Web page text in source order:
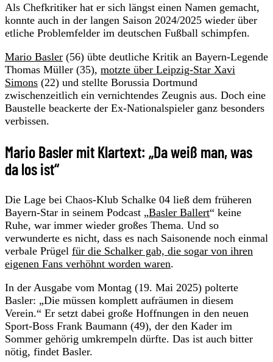
Als Chefkritiker hat er sich längst einen Namen gemacht,
konnte auch in der langen Saison 2024/2025 wieder über
etliche Problemfelder im deutschen Fußball schimpfen.
Mario Basler (56) übte deutliche Kritik an Bayern-Legende
Thomas Müller (35), motzte über Leipzig-Star Xavi
Simons (22) und stellte Borussia Dortmund
zwischenzeitlich ein vernichtendes Zeugnis aus. Doch eine
Baustelle beackerte der Ex-Nationalspieler ganz besonders
verbissen.
Mario Basler mit Klartext: „Da weiß man, was
da los ist“
Die Lage bei Chaos-Klub Schalke 04 ließ dem früheren
Bayern-Star in seinem Podcast „Basler Ballert“ keine
Ruhe, war immer wieder großes Thema. Und so
verwunderte es nicht, dass es nach Saisonende noch einmal
verbale Prügel für die Schalker gab, die sogar von ihren
eigenen Fans verhöhnt worden waren.
In der Ausgabe vom Montag (19. Mai 2025) polterte
Basler: „Die müssen komplett aufräumen in diesem
Verein.“ Er setzt dabei große Hoffnungen in den neuen
Sport-Boss Frank Baumann (49), der den Kader im
Sommer gehörig umkrempeln dürfte. Das ist auch bitter
nötig, findet Basler.